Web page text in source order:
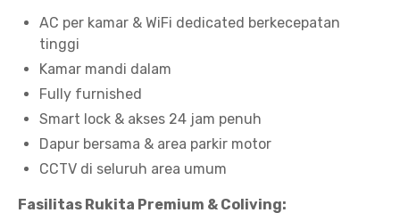
AC per kamar & WiFi dedicated berkecepatan
tinggi
Kamar mandi dalam
Fully furnished
Smart lock & akses 24 jam penuh
Dapur bersama & area parkir motor
CCTV di seluruh area umum
Fasilitas Rukita Premium & Coliving: